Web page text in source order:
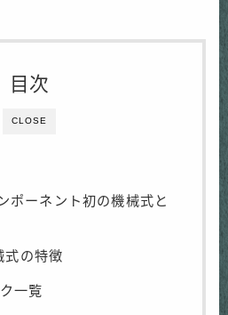
CLOSE
目次
ポーネント初の機械式と
式の特徴
一覧